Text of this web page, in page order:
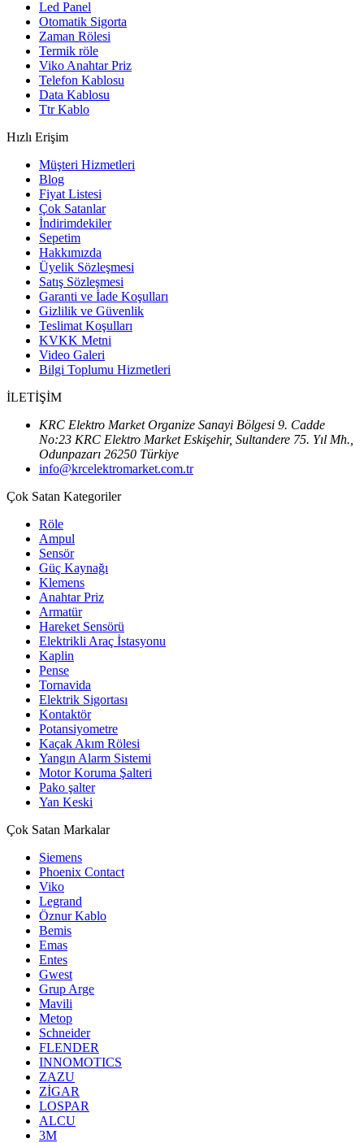
Led Panel
Otomatik Sigorta
Zaman Rölesi
Termik röle
Viko Anahtar Priz
Telefon Kablosu
Data Kablosu
Ttr Kablo
Hızlı Erişim
Müşteri Hizmetleri
Blog
Fiyat Listesi
Çok Satanlar
İndirimdekiler
Sepetim
Hakkımızda
Üyelik Sözleşmesi
Satış Sözleşmesi
Garanti ve İade Koşulları
Gizlilik ve Güvenlik
Teslimat Koşulları
KVKK Metni
Video Galeri
Bilgi Toplumu Hizmetleri
İLETİŞİM
KRC Elektro Market Organize Sanayi Bölgesi 9. Cadde
No:23 KRC Elektro Market Eskişehir, Sultandere 75. Yıl Mh.,
Odunpazarı 26250 Türkiye
info@krcelektromarket.com.tr
Çok Satan Kategoriler
Röle
Ampul
Sensör
Güç Kaynağı
Klemens
Anahtar Priz
Armatür
Hareket Sensörü
Elektrikli Araç İstasyonu
Kaplin
Pense
Tornavida
Elektrik Sigortası
Kontaktör
Potansiyometre
Kaçak Akım Rölesi
Yangın Alarm Sistemi
Motor Koruma Şalteri
Pako şalter
Yan Keski
Çok Satan Markalar
Siemens
Phoenix Contact
Viko
Legrand
Öznur Kablo
Bemis
Emas
Entes
Gwest
Grup Arge
Mavili
Metop
Schneider
FLENDER
INNOMOTICS
ZAZU
ZİGAR
LOSPAR
ALCU
3M